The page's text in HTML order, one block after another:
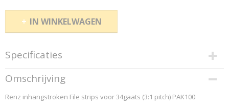
IN WINKELWAGEN
Specificaties
Productcode
RE-FS31
EAN code
Omschrijving
Renz inhangstroken File strips voor 34gaats (3:1 pitch) PAK100